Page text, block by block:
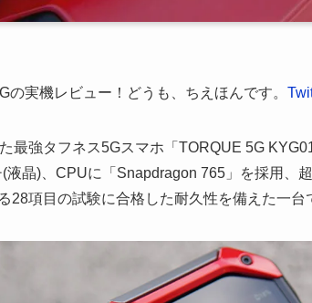
の実機レビュー！どうも、ちえほんです。
最強タフネス5Gスマホ「TORQUE 5G
液晶)、CPUに「Snapdragon 765」を採用、
28項目の試験に合格した耐久性を備えた一台